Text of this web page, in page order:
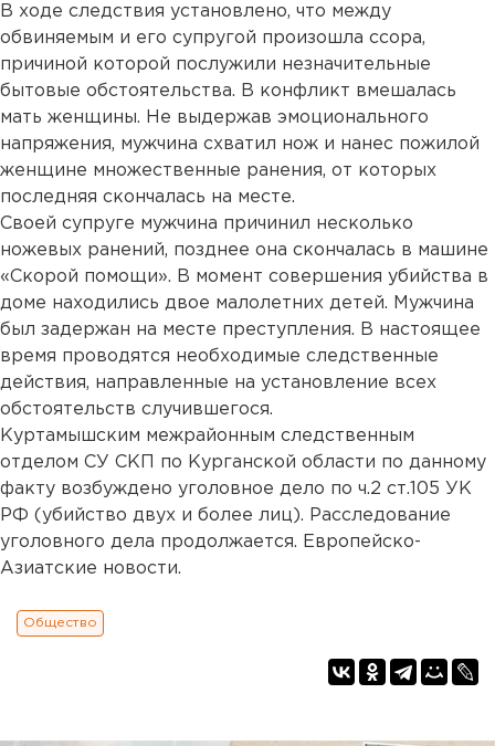
В ходе следствия установлено, что между
обвиняемым и его супругой произошла ссора,
причиной которой послужили незначительные
бытовые обстоятельства. В конфликт вмешалась
мать женщины. Не выдержав эмоционального
напряжения, мужчина схватил нож и нанес пожилой
женщине множественные ранения, от которых
последняя скончалась на месте.
Своей супруге мужчина причинил несколько
ножевых ранений, позднее она скончалась в машине
«Скорой помощи». В момент совершения убийства в
доме находились двое малолетних детей. Мужчина
был задержан на месте преступления. В настоящее
время проводятся необходимые следственные
действия, направленные на установление всех
обстоятельств случившегося.
Куртамышским межрайонным следственным
отделом СУ СКП по Курганской области по данному
факту возбуждено уголовное дело по ч.2 ст.105 УК
РФ (убийство двух и более лиц). Расследование
уголовного дела продолжается. Европейско-
Азиатские новости.
Общество